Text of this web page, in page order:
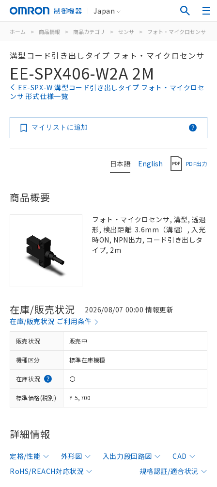
制御機器 Japan
ホーム > 商品情報 > 商品カテゴリ > センサ > フォト・マイクロセンサ
溝型コード引き出しタイプ フォト・マイクロセンサ
EE-SPX406-W2A 2M
EE-SPX-W 溝型コード引き出しタイプ フォト・マイクロセ
ンサ 形式仕様一覧
マイリストに追加
日本語 English PDF出力
商品概要
フォト・マイクロセンサ, 溝型, 透過
形, 検出距離: 3.6mm（溝幅）, 入光
時ON, NPN出力, コード引き出しタ
イプ, 2m
在庫/販売状況
2026/08/07 00:00 情報更新
在庫/販売状況 ご利用条件
販売状況 販売中
機種区分 標準在庫機種
在庫状況 〇
標準価格(税別) ¥ 5,700
詳細情報
定格/性能 外形図 入出力段回路図
CAD
RoHS/REACH対応状況
規格認証/適合状況